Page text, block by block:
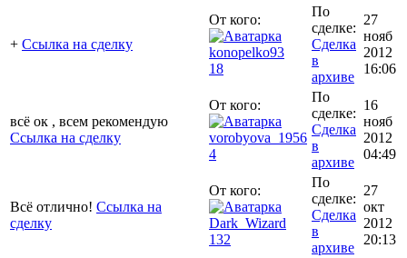
+ Ссылка на сделку
От кого:
konopelko93
18
По
сделке:
Сделка
в
архиве
27
нояб
2012
16:06
всё ок , всем рекомендую
Ссылка на сделку
От кого:
vorobyova_1956
4
По
сделке:
Сделка
в
архиве
16
нояб
2012
04:49
Всё отлично! Ссылка на
сделку
От кого:
Dark_Wizard
132
По
сделке:
Сделка
в
архиве
27
окт
2012
20:13